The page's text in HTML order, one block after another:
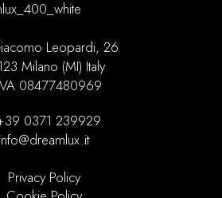
Leopardi, 26
Milano (MI) Italy
08477480969
0371 239929
info@dreamlux.it
Privacy Policy